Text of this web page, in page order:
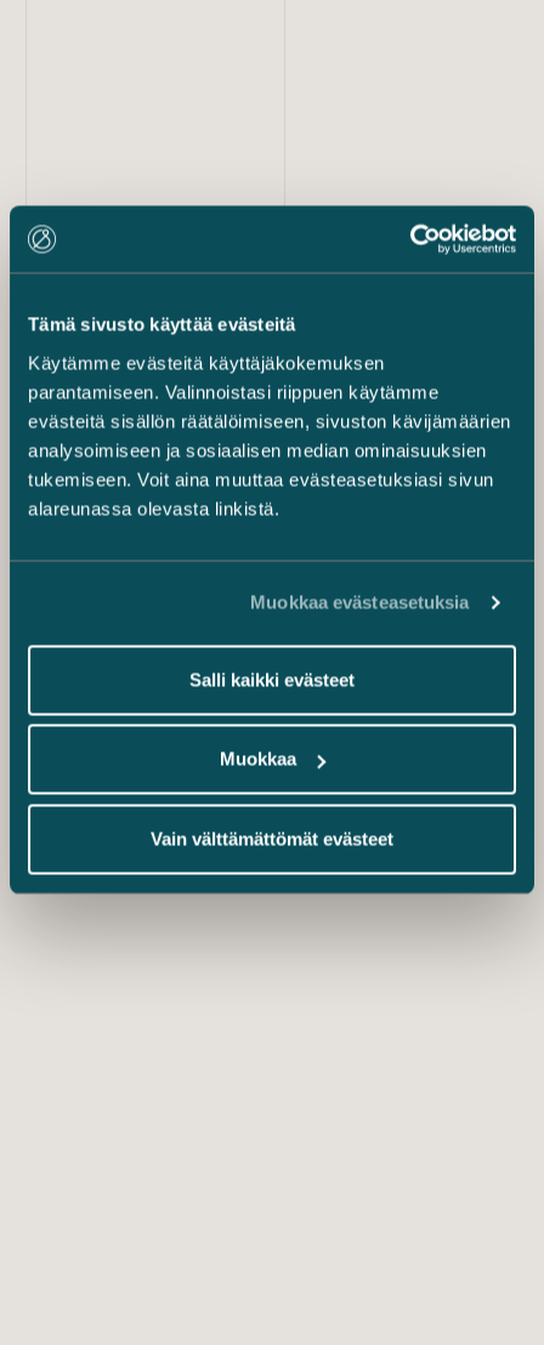
Tämä sivusto käyttää evästeitä
Käytämme evästeitä käyttäjäkokemuksen
parantamiseen. Valinnoistasi riippuen käytämme
evästeitä sisällön räätälöimiseen, sivuston kävijämäärien
analysoimiseen ja sosiaalisen median ominaisuuksien
tukemiseen. Voit aina muuttaa evästeasetuksiasi sivun
alareunassa olevasta linkistä.
Muokkaa evästeasetuksia
Salli kaikki evästeet
Muokkaa
Vain välttämättömät evästeet